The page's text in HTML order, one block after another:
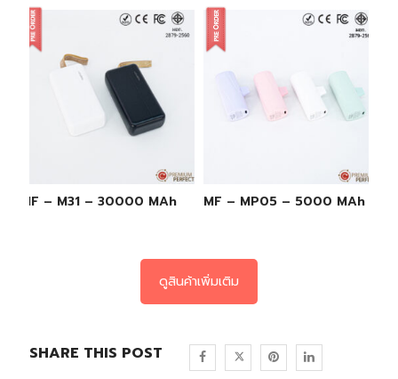
MF – M31 – 30000 MAh MF – MP05 – 5000 MAh
ดูสินค้าเพิ่มเติม
SHARE THIS POST